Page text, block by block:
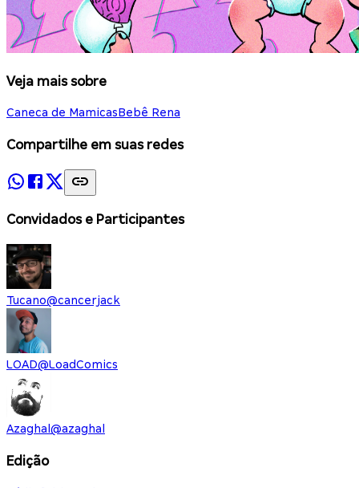
Veja mais sobre
Caneca de MamicasBebê Rena
Compartilhe em suas redes
Convidados e Participantes
Tucano@cancerjack
LOAD@LoadComics
Azaghal @azaghal
Edição